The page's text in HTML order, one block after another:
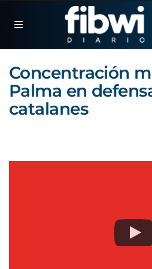
Concentración
Palma en
catalanes